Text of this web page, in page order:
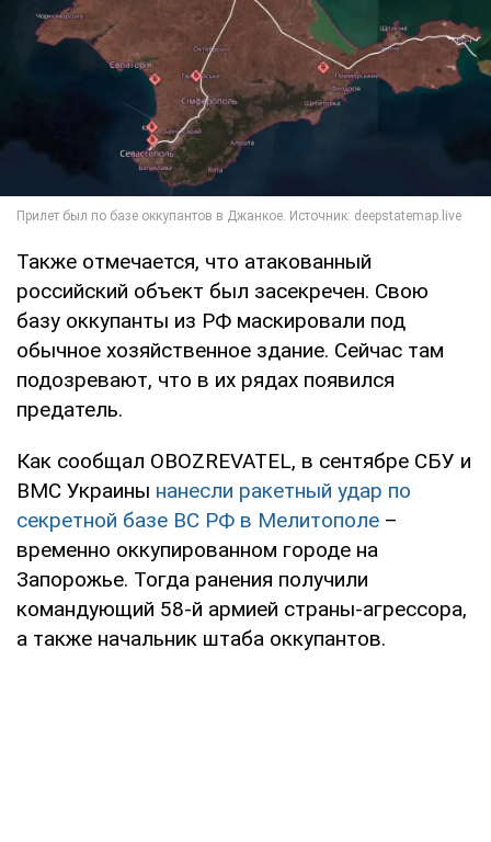
Также отмечается, что атакованный
российский объект был засекречен. Свою
базу оккупанты из РФ маскировали под
обычное хозяйственное здание. Сейчас там
подозревают, что в их рядах появился
предатель.
Как сообщал OBOZREVATEL, в сентябре СБУ и
ВМС Украины нанесли ракетный удар по
секретной базе ВС РФ в Мелитополе –
временно оккупированном городе на
Запорожье. Тогда ранения получили
командующий 58-й армией страны-агрессора,
а также начальник штаба оккупантов.